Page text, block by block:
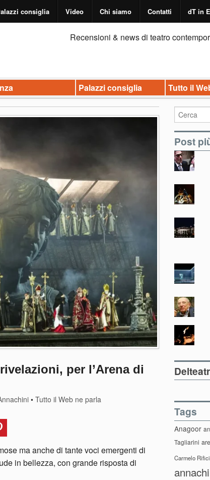
consiglia Video Chi siamo Contatti dT in
Recensioni & news di teatro
Palazzi consiglia Tutto il
per l’Arena di
•Tutto il Web ne parla
ma anche di tante voci emergenti di
in bellezza, con grande risposta di
Post
Tags
Anagoor
Tagliarini
Carmelo Rifici